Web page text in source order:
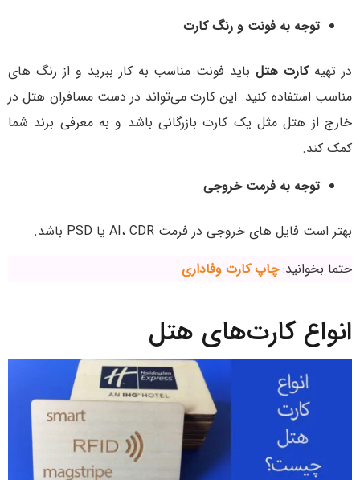
توجه به فونت و رنگ کارت
در تهیهکارت هتلباید فونت مناسب به کار ببرید و از رنگ های
مناسب استفاده کنید. این کارت می‌تواند در دست مسافران هتل در
خارج از هتل مثل یک کارت بازرگانی باشد و به معرفی برند شما
کمک کند.
توجه به فرمت خروجی
بهتر است فایل های خروجی در فرمت AI، CDR یا PSD باشد.
حتما بخوانید:چاپ کارت وفاداری
انواع کارت‌های هتل